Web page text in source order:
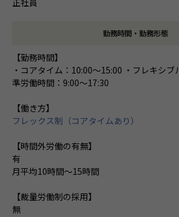
勤務時間・勤務形態
【勤務時間】
・コアタイム：10:00～15:00 ・フレキシ
準労働時間：9:00～17:30
【働き方】
フレックス制（コアタイムあり）
【時間外労働の有無】
有
月平均10時間～15時間
【裁量労働制の採用】
無